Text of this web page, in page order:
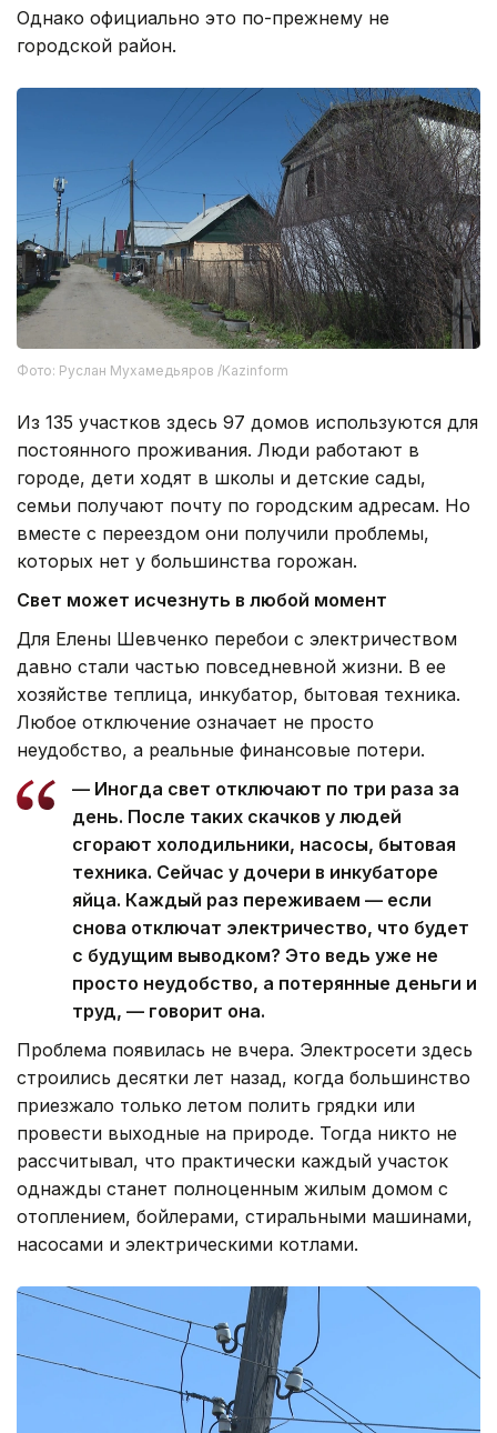
Однако официально это по-прежнему не
городской район.
Фото: Руслан Мухамедьяров /Kazinform
Из 135 участков здесь 97 домов используются для
постоянного проживания. Люди работают в
городе, дети ходят в школы и детские сады,
семьи получают почту по городским адресам. Но
вместе с переездом они получили проблемы,
которых нет у большинства горожан.
Свет может исчезнуть в любой момент
Для Елены Шевченко перебои с электричеством
давно стали частью повседневной жизни. В ее
хозяйстве теплица, инкубатор, бытовая техника.
Любое отключение означает не просто
неудобство, а реальные финансовые потери.
— Иногда свет отключают по три раза за
день. После таких скачков у людей
сгорают холодильники, насосы, бытовая
техника. Сейчас у дочери в инкубаторе
яйца. Каждый раз переживаем — если
снова отключат электричество, что будет
с будущим выводком? Это ведь уже не
просто неудобство, а потерянные деньги и
труд, — говорит она.
Проблема появилась не вчера. Электросети здесь
строились десятки лет назад, когда большинство
приезжало только летом полить грядки или
провести выходные на природе. Тогда никто не
рассчитывал, что практически каждый участок
однажды станет полноценным жилым домом с
отоплением, бойлерами, стиральными машинами,
насосами и электрическими котлами.